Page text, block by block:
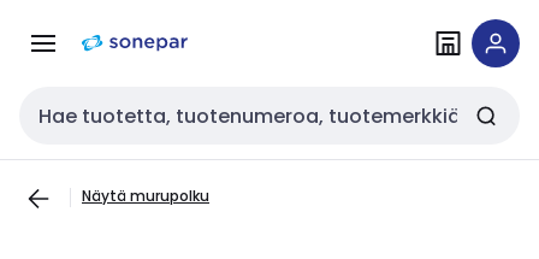
navigointiinsisältöön
Haku
Näytä murupolku